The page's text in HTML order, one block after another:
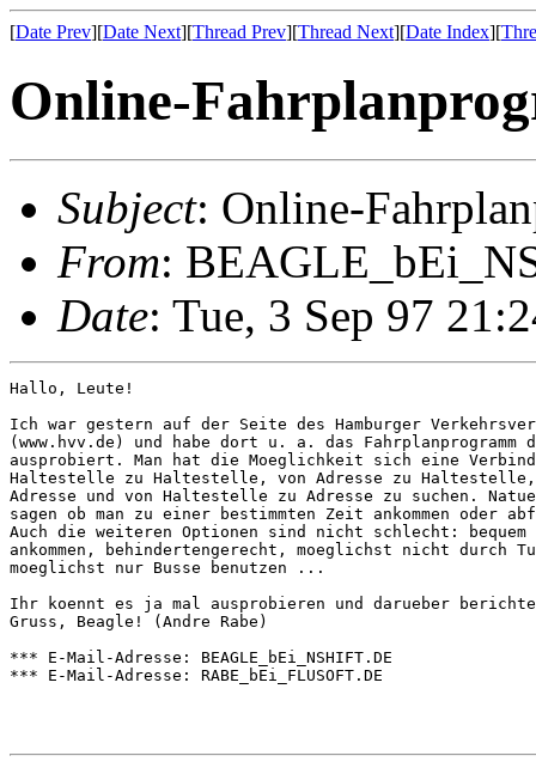
[Date Prev][Date Next][Thread Prev][Thread Next][Date Index][
Online-
Subject: Online-
From:
Date: Tue, 3 Sep 97
Hallo, Leute!
Ich war gestern auf der Seite des Hamburger
(www.hvv.de) und habe dort u. a. das Fahrplanprogramm
ausprobiert. Man hat die Moeglichkeit sich eine
Haltestelle zu Haltestelle, von Adresse zu Haltestelle,
Adresse und von Haltestelle zu Adresse zu suchen.
sagen ob man zu einer bestimmten Zeit ankommen oder
Auch die weiteren Optionen sind nicht schlecht:
ankommen, behindertengerecht, moeglichst nicht durch
moeglichst nur Busse benutzen ...
Ihr koennt es ja mal ausprobieren und darueber
Gruss, Beagle! (Andre Rabe)
*** E-Mail-Adresse: BEAGLE_bEi_NSHIFT.DE
*** E-Mail-Adresse: RABE_bEi_FLUSOFT.DE